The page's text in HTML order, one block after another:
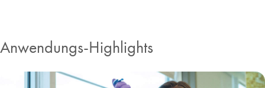
Anwendungs-Highlights